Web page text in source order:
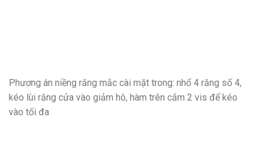
Phương án niềng răng mắc cài mặt trong: nhổ 4 răng số 4,
kéo lùi răng cửa vào giảm hô, hàm trên cắm 2 vis để kéo
vào tối đa